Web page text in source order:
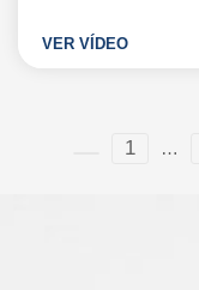
VER VÍDEO
1 …